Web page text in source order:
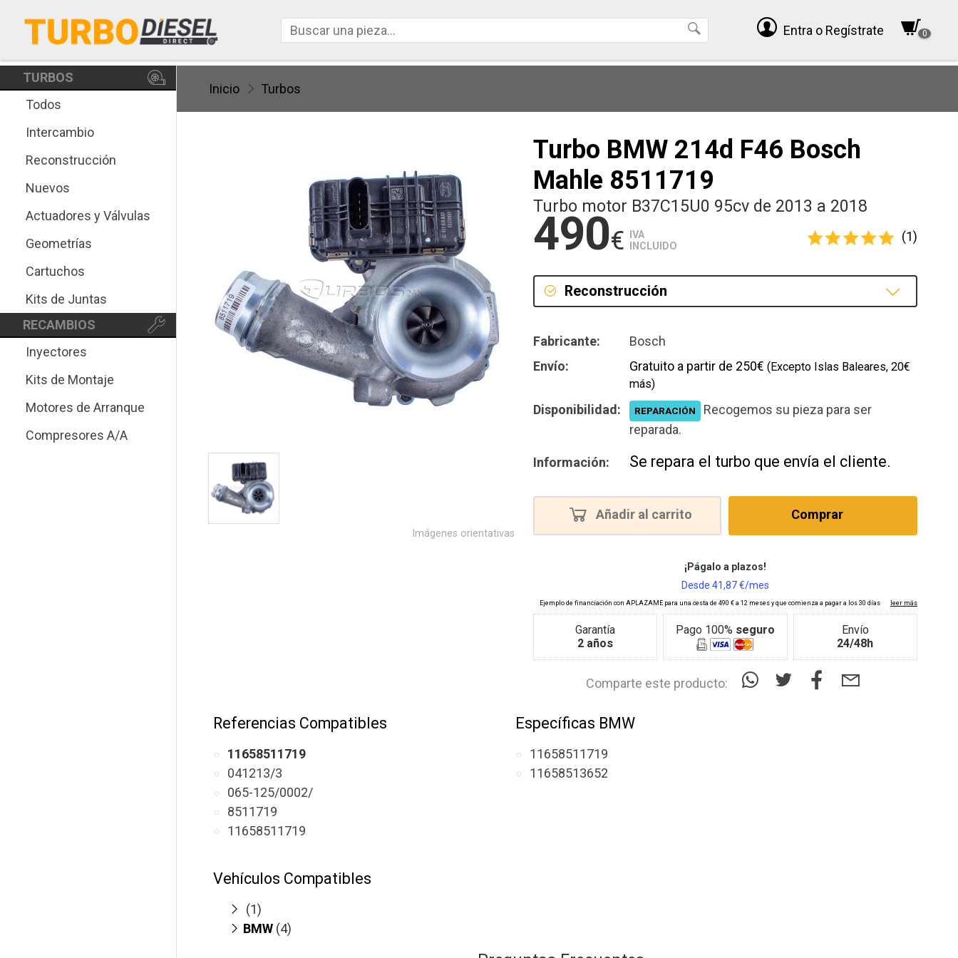
Entra o Regístrate 0
TURBOS
Todos
Intercambio
Reconstrucción
Nuevos
Actuadores y Válvulas
Geometrías
Cartuchos
Kits de Juntas
RECAMBIOS
Inyectores
Kits de Montaje
Motores de Arranque
Compresores A/A
Inicio Turbos
Turbo BMW 214d F46 Bosch
Mahle 8511719
Turbo motor B37C15U0 95cv de 2013 a 2018
490€
IVA
INCLUIDO
(1)
Reconstrucción
Fabricante:
Bosch
Envío:
Gratuito a partir de 250€ (Excepto Islas Baleares, 20€
más)
Disponibilidad: REPARACIÓN
Recogemos su pieza para ser
reparada.
Información: Se repara el turbo que envía el cliente.
Añadir al carrito Comprar
Garantía
2 años
Pago 100% seguro
Envío
24/48h
Comparte este producto:
Imágenes orientativas
Referencias Compatibles
11658511719
041213/3
065-125/0002/
8511719
11658511719
Específicas BMW
11658511719
11658513652
Vehículos Compatibles
(1)
F55/F56
BMW (4)